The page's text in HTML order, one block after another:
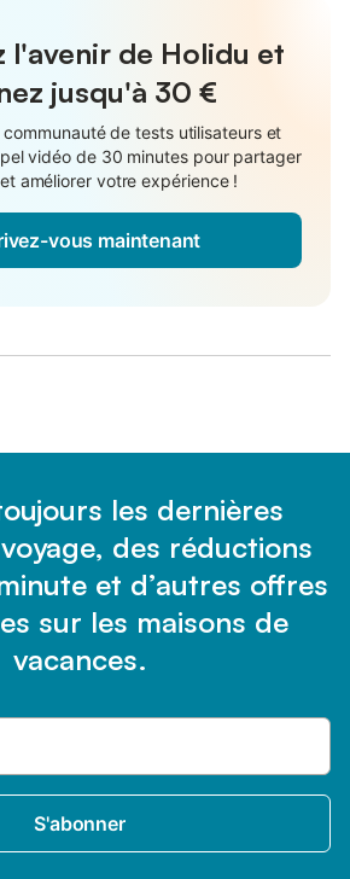
l'avenir de Holidu et
jusqu'à 30 €
communauté de tests utilisateurs et
vidéo de 30 minutes pour partager
améliorer votre expérience !
vous maintenant
les dernières
des réductions
et d’autres offres
sur les maisons de
vacances.
S'abonner